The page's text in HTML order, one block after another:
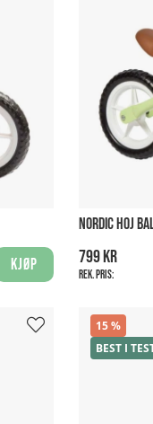
Kjøp
NORDIC HOJ
799 kr
Rek. pris:
15
BEST I